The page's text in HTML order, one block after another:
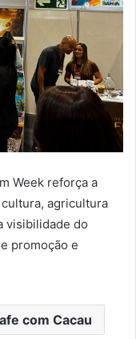
Week reforça a
agricultura
visibilidade do
promoção e
com Cacau